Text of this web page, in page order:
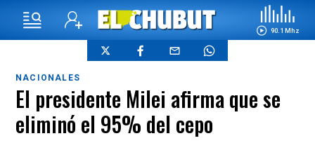
90.1 Mhz
NACIONALES
El presidente Milei afirma que se
eliminó el 95% del cepo